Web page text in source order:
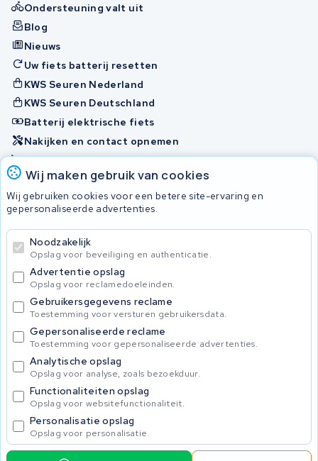
Wij maken gebruik van cookies
Wij gebruiken cookies voor een betere site-ervaring en
gepersonaliseerde advertenties.
Noodzakelijk
Opslag voor beveiliging en authenticatie.
Advertentie opslag
Opslag voor reclamedoeleinden.
Gebruikersgegevens reclame
Toestemming voor versturen gebruikersdata.
Gepersonaliseerde reclame
Toestemming voor gepersonaliseerde advertenties.
Analytische opslag
Opslag voor analyse, zoals bezoekduur.
Functionaliteiten opslag
Opslag voor websitefunctionaliteit.
Personalisatie opslag
Opslag voor personalisatie.
Ondersteuning valt uit
Blog
Nieuws
Uw fiets batterij resetten
KWS Seuren Nederland
KWS Seuren Deutschland
Batterij elektrische fiets
Nakijken en contact opnemen
Onherstelbaar
Accu's
© 2026 KWS Seuren
Algemene voorwaarden
Privacy Policy